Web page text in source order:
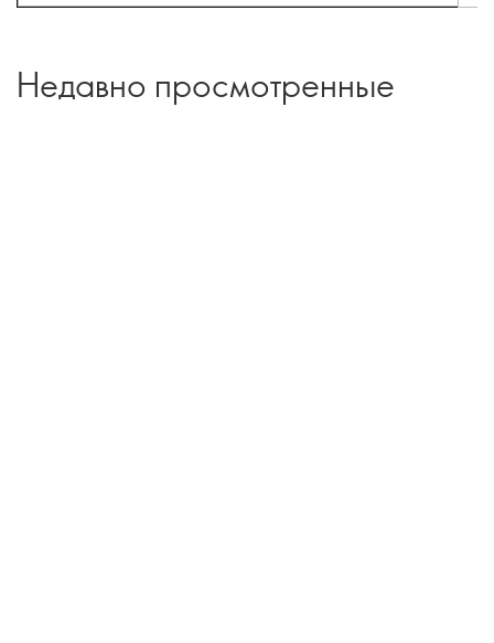
Недавно просмотренные